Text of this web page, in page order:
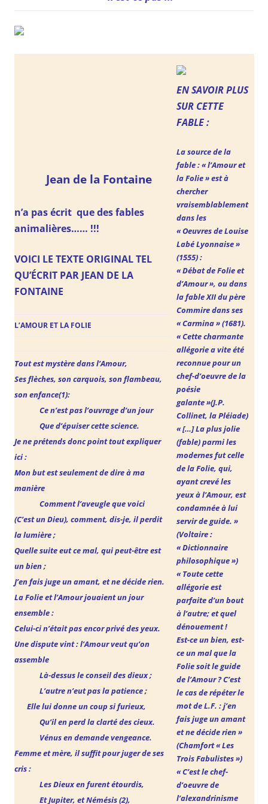
Jean de la Fontaine
n’a pas écrit que des fables
animalières…… !!!
VOICI LE TEXTE ORIGINAL TEL
QU’ÉCRIT PAR JEAN DE LA
FONTAINE
L’AMOUR ET LA FOLIE
Tout est mystère dans l’Amour,
Ses flèches, son carquois, son flambeau,
son enfance(1):
Ce n’est pas l’ouvrage d’un jour
Que d’épuiser cette science.
Je ne prétends donc point tout expliquer
ici :
Mon but est seulement de dire à ma
manière
Comment l’aveugle que voici
(C’est un Dieu), comment, dis-je, il perdit
la lumière ;
Quelle suite eut ce mal, qui peut-être est
un bien ;
J’en fais juge un amant, et ne décide rien.
La Folie et l’Amour jouaient un jour
ensemble :
Celui-ci n’était pas encor privé des yeux.
Une dispute vint : l’Amour veut qu’on
assemble
Là-dessus le conseil des dieux ;
L’autre n’eut pas la patience ;
Elle lui donne un coup si furieux,
Qu’il en perd la clarté des cieux.
Vénus en demande vengeance.
Femme et mère, il suffit pour juger de ses
cris :
Les Dieux en furent étourdis,
Et Jupiter, et Némésis (2),
EN SAVOIR PLUS
SUR CETTE
FABLE :
La source de la
fable : « l’Amour et
la Folie »est à
chercher
vraisemblablement
dans les
« Oeuvres de Louise
Labé Lyonnaise »
(1555) :
« Débat de Folie et
d’Amour », ou dans
la fable XIIdu père
Commire dans ses
« Carmina » (1681).
« Cette charmante
allégorie a vite été
reconnue pourun
chef-d’oeuvre de la
poésie
galante »(J.P.
Collinet, la Pléiade)
« […] La plus jolie
(fable) parmi les
modernes fut celle
de la Folie, qui,
ayant crevé les
yeux à l’Amour, est
condamnée à lui
servir de guide. »
(Voltaire :
« Dictionnaire
philosophique »)
« Toute cette
allégorie est
parfaite d’un bout
à l’autre;et quel
dénouement !
Est-ce un bien, est-
ce un malque la
Folie soit le guide
de l’Amour ? C’est
le cas derépéter le
mot de L.F. : j’en
fais juge un amant
et ne décide rien »
(Chamfort « Les
Trois Fabulistes »)
« C’est le chef-
d’oeuvre de
l’alexandrinisme